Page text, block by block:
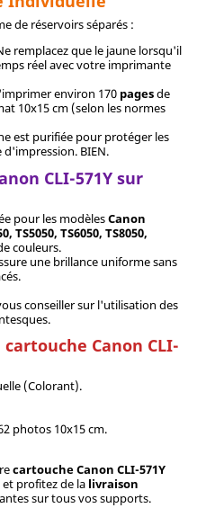
de réservoirs séparés :
remplacez que le jaune lorsqu'il
réel avec votre imprimante
environ 170pagesde
10x15 cm (selon les normes
est purifiée pour protéger les
BIEN.
CLI-571Y sur
pour les modèlesCanon
TS5050, TS6050, TS8050,
couleurs.
une brillance uniforme sans
conseiller sur l'utilisation des
Canon CLI-
(Colorant).
photos 10x15 cm.
cartouche Canon CLI-571Y
et profitez de la livraison
sur tous vos supports.